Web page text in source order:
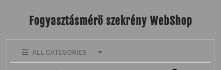
Fogyasztásmérö szekrény WebShop
ALL CATEGORIES